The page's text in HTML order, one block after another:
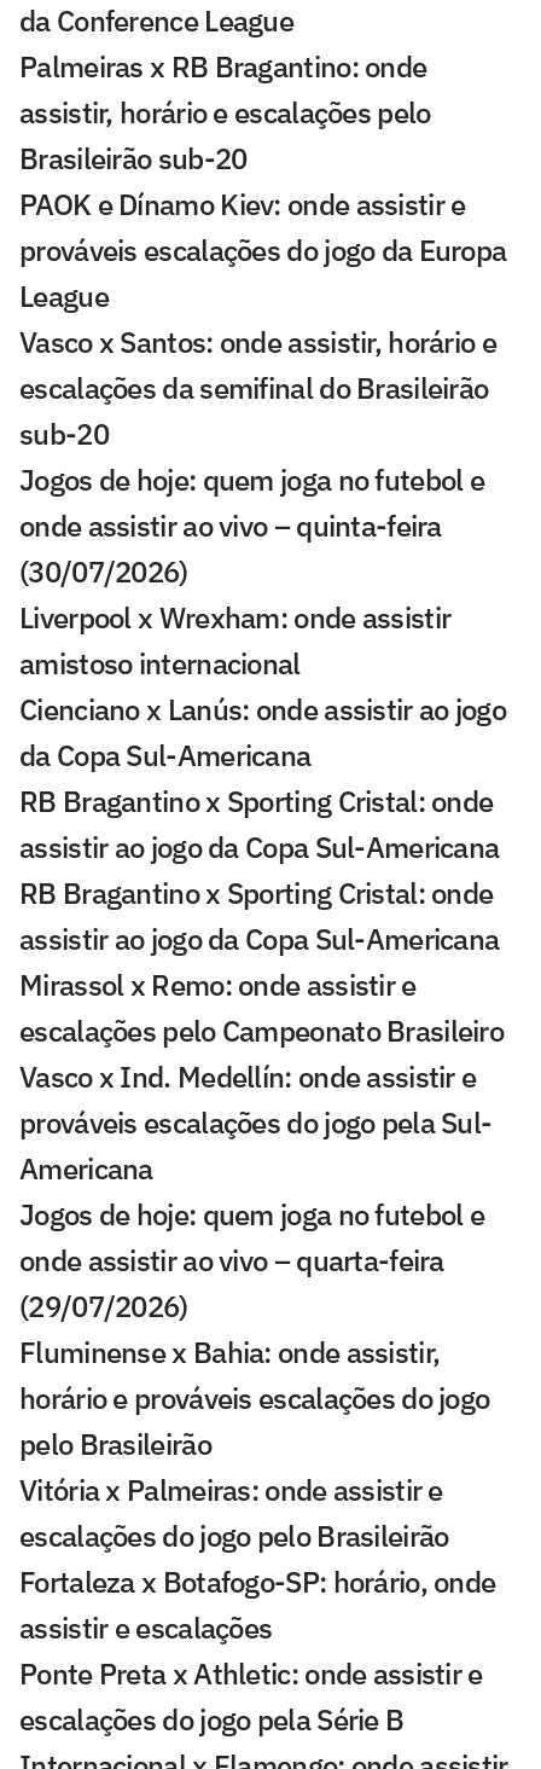
da Conference League
Palmeiras x RB Bragantino: onde
assistir, horário e escalações pelo
Brasileirão sub-20
PAOK e Dínamo Kiev: onde assistir e
prováveis escalações do jogo da Europa
League
Vasco x Santos: onde assistir, horário e
escalações da semifinal do Brasileirão
sub-20
Jogos de hoje: quem joga no futebol e
onde assistir ao vivo – quinta-feira
(30/07/2026)
Liverpool x Wrexham: onde assistir
amistoso internacional
Cienciano x Lanús: onde assistir ao jogo
da Copa Sul-Americana
RB Bragantino x Sporting Cristal: onde
assistir ao jogo da Copa Sul-Americana
RB Bragantino x Sporting Cristal: onde
assistir ao jogo da Copa Sul-Americana
Mirassol x Remo: onde assistir e
escalações pelo Campeonato Brasileiro
Vasco x Ind. Medellín: onde assistir e
prováveis escalações do jogo pela Sul-
Americana
Jogos de hoje: quem joga no futebol e
onde assistir ao vivo – quarta-feira
(29/07/2026)
Fluminense x Bahia: onde assistir,
horário e prováveis escalações do jogo
pelo Brasileirão
Vitória x Palmeiras: onde assistir e
escalações do jogo pelo Brasileirão
Fortaleza x Botafogo-SP: horário, onde
assistir e escalações
Ponte Preta x Athletic: onde assistir e
escalações do jogo pela Série B